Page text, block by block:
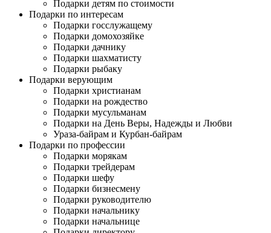
Подарки детям по стоимости
Подарки по интересам
Подарки госслужащему
Подарки домохозяйке
Подарки дачнику
Подарки шахматисту
Подарки рыбаку
Подарки верующим
Подарки христианам
Подарки на рождество
Подарки мусульманам
Подарки на День Веры, Надежды и Любви
Ураза-байрам и Курбан-байрам
Подарки по профессии
Подарки морякам
Подарки трейдерам
Подарки шефу
Подарки бизнесмену
Подарки руководителю
Подарки начальнику
Подарки начальнице